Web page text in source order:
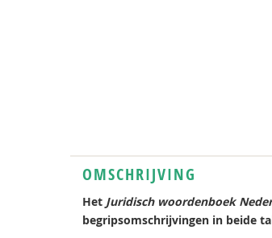
OMSCHRIJVING
Het Juridisch woordenboek
begripsomschrijvingen in beide